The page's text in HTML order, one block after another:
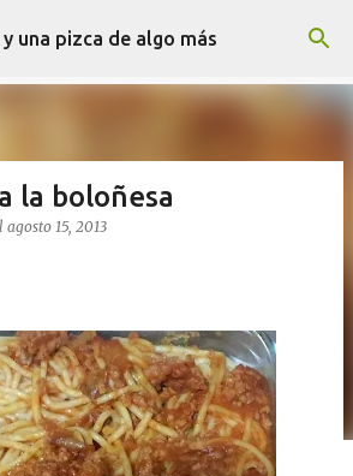
contenido principal
una pizca de algo más
la boloñesa
agosto 15, 2013